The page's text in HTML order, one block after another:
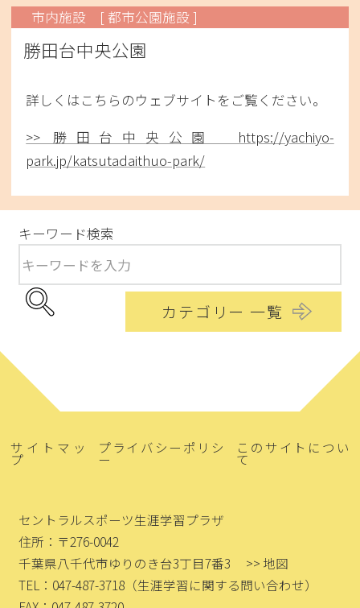
市内施設
[ 都市公園施設 ]
勝田台中央公園
詳しくはこちらのウェブサイトをご覧ください。
>> 勝田台中央公園 https://yachiyo-
park.jp/katsutadaithuo-park/
キーワード検索
カテゴリー 一覧
サイトマッ
プ
プライバシーポリシ
ー
このサイトについ
て
セントラルスポーツ生涯学習プラザ
住所：〒276-0042
千葉県八千代市ゆりのき台3丁目7番3
>> 地図
TEL：047-487-3718 （生涯学習に関する問い合わせ）